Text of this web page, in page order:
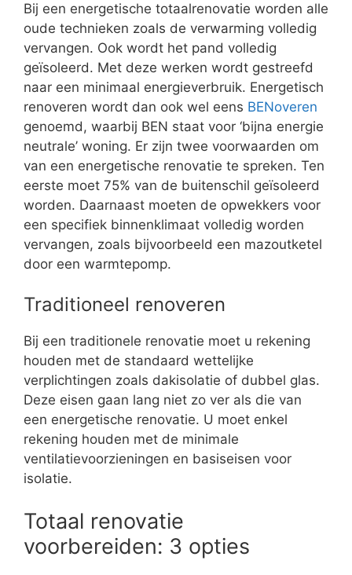
Bij een energetische totaalrenovatie worden alle
oude technieken zoals de verwarming volledig
vervangen. Ook wordt het pand volledig
geïsoleerd. Met deze werken wordt gestreefd
naar een minimaal energieverbruik. Energetisch
renoveren wordt dan ook wel eens BENoveren
genoemd, waarbij BEN staat voor ‘bijna energie
neutrale’ woning. Er zijn twee voorwaarden om
van een energetische renovatie te spreken. Ten
eerste moet 75% van de buitenschil geïsoleerd
worden. Daarnaast moeten de opwekkers voor
een specifiek binnenklimaat volledig worden
vervangen, zoals bijvoorbeeld een mazoutketel
door een warmtepomp.
Traditioneel renoveren
Bij een traditionele renovatie moet u rekening
houden met de standaard wettelijke
verplichtingen zoals dakisolatie of dubbel glas.
Deze eisen gaan lang niet zo ver als die van
een energetische renovatie. U moet enkel
rekening houden met de minimale
ventilatievoorzieningen en basiseisen voor
isolatie.
Totaal renovatie
voorbereiden: 3 opties